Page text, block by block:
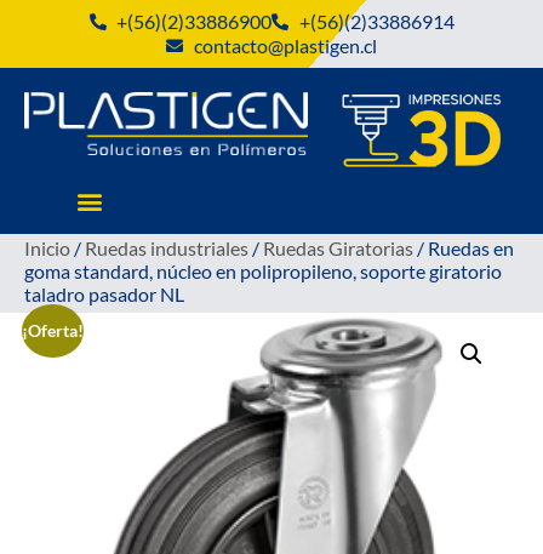
+(56)(2)33886900
+(56)(2)33886914
contacto@plastigen.cl
Inicio / Ruedas industriales / Ruedas Giratorias / Ruedas en
goma standard, núcleo en polipropileno, soporte giratorio
taladro pasador NL
¡Oferta!